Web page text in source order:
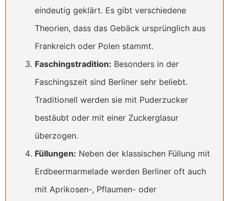
eindeutig geklärt. Es gibt verschiedene
Theorien, dass das Gebäck ursprünglich aus
Frankreich oder Polen stammt.
Faschingstradition: Besonders in der
Faschingszeit sind Berliner sehr beliebt.
Traditionell werden sie mit Puderzucker
bestäubt oder mit einer Zuckerglasur
überzogen.
Füllungen: Neben der klassischen Füllung mit
Erdbeermarmelade werden Berliner oft auch
mit Aprikosen-, Pflaumen- oder